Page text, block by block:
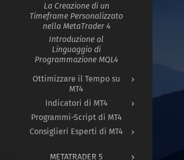
La Creazione di un
Timeframe Personalizzato
nella MetaTrader 4
Introduzione al
Linguaggio di
Programmazione MQL4
Ottimizzare il Tempo su
MT4
Indicatori di MT4
Programmi-Script di MT4
Consiglieri Esperti di MT4
METATRADER 5